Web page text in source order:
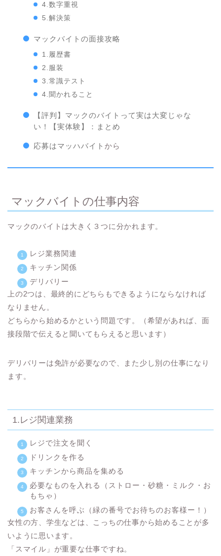
4.数字重視
5.解決策
マックバイトの面接攻略
1.履歴書
2.服装
3.常識テスト
4.聞かれること
【評判】マックのバイトって実は大変じゃな
い！【実体験】：まとめ
応募はマッハバイト から
マックバイトの仕事内容
マックのバイトは大きく３つに分かれます。
レジ業務関連
キッチン関係
デリバリー
上の2つは、最終的にどちらもできるようにならなければ
なりません。
どちらから始めるかという問題です。（希望があれば、面
接段階で伝えると聞いてもらえると思います）
デリバリーは免許が必要なので、また少し別の仕事になり
ます。
1.レジ関連業務
レジで注文を聞く
ドリンクを作る
キッチンから商品を集める
必要なものを入れる（ストロー・砂糖・ミルク・お
もちゃ）
お客さんを呼ぶ（緑の番号でお待ちのお客様ー！）
女性の方、学生などは、こっちの仕事から始めることが多
いように思います。
「スマイル」が重要な仕事ですね。